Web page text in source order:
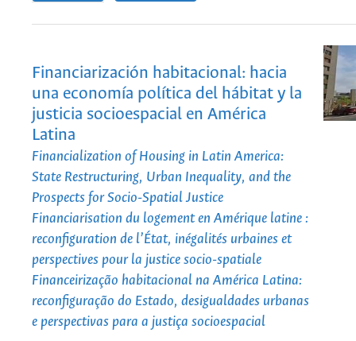
Financiarización habitacional: hacia
una economía política del hábitat y la
justicia socioespacial en América
Latina
Financialization of Housing in Latin America:
State Restructuring, Urban Inequality, and the
Prospects for Socio-Spatial Justice
Financiarisation du logement en Amérique latine :
reconfiguration de l’État, inégalités urbaines et
perspectives pour la justice socio-spatiale
Financeirização habitacional na América Latina:
reconfiguração do Estado, desigualdades urbanas
e perspectivas para a justiça socioespacial